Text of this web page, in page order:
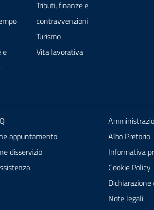
e
Tributi, finanze e
contravvenzioni
Turismo
Vita lavorativa
appuntamento
disservizio
Albo Pretorio
Informativa
Cookie Policy
Note legali